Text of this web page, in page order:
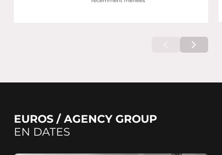
EUROS / AGENCY GROUP
EN DATES